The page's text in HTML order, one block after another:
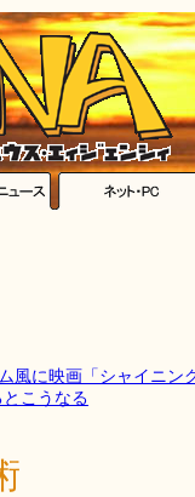
風に映画「シャイニン
とこうなる